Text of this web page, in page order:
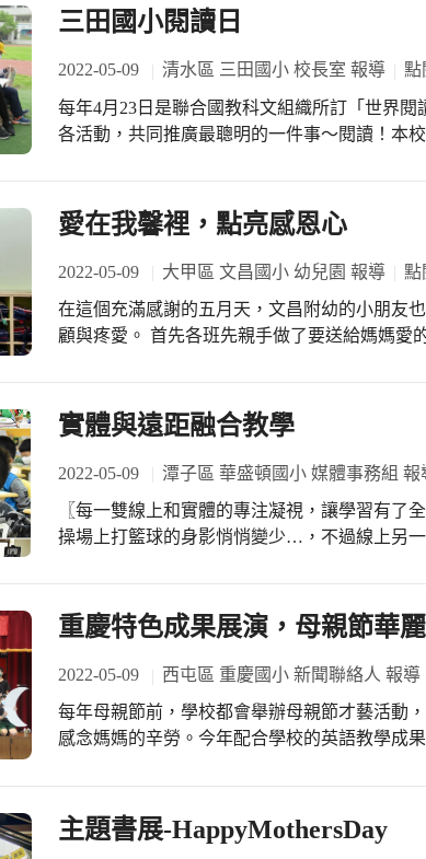
提醒學生「日常防疫」不可鬆懈，持續力行防
好個人衛生防護，並配合體溫監測與環境清潔
指導學生生活常規及進行勞動教育－「守護美
個小朋友都是美麗校園的守護者，我們佔地廣
先生經常要修剪花草外，就要靠師生們合力幫
榮。宇軒組長說：校園是孩子們一天之中待最
習生活中不能體會到的，而是作為一名勞動者
容。早晨，我們以微笑迎接孩子，傍晚，我們
走進校園，您會看到最美麗的風景就在東興的
時！」相信在全體師生共同努力下，如約而至
三田國小閱讀日
2022-05-09 清水區 三田國小 校長室 報導 點
每年4月23日是聯合國教科文組織所訂「世界
各活動，共同推廣最聰明的一件事～閱讀！本
「四時讀書樂」與大家分享，春天是最適合閱
好，在校園裡、優遊於書海中，真實體會出「
除。」的閱讀旨趣。
愛在我馨裡，點亮感恩心
2022-05-09 大甲區 文昌國小 幼兒園 報導 點
在這個充滿感謝的五月天，文昌附幼的小朋友
顧與疼愛。 首先各班先親手做了要送給媽媽愛的禮物，有串珠、便條夾、擴香石、
驗懷孕的媽媽，希望從體驗懷孕的過程中，讓
體驗後，好多孩子直呼懷孕好不方便喔！希望
並能學習培養對父母感恩的心。 在這個疫情嚴峻的時期，雖然媽媽們不能到校園裡
和我們一起慶祝母親節，但孩子們依然獻上滿
每晚可以依偎在媽媽身邊，安穩的入眠，送媽
咪。祝全天下的母親 ~母親節快樂。
實體與遠距融合教學
2022-05-09 潭子區 華盛頓國小 媒體事務組 報
〖每一雙線上和實體的專注凝視，讓學習有了全新風貌。〗 教室
操場上打籃球的身影悄悄變少…，不過線上另一端
強資訊教學能力，挑戰自己讓課程更有彈性，
呢！ 讓我們給所有的老師和孩子們一個大大的鼓勵！你們用努力的行動和嘗試，跨
越了時空限制，讓教學有了更多可能。
重慶特色成果展演，母親節華
2022-05-09 西屯區 重慶國小 新聞聯絡人 報導
每年母親節前，學校都會舉辦母親節才藝活動
感念媽媽的辛勞。今年配合學校的英語教學成
親自欣賞孩子們的演出。原訂5/6（五）舉辦學
考量學生的學習活動和守護學生的健康（防疫
主題書展-HappyMothersDay